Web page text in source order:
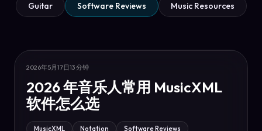
Guitar Software Reviews Music Resources
2026年5月17日13 分钟
2026 年音乐人常用 MusicXML
软件怎么选
MusicXML Notation Software Reviews